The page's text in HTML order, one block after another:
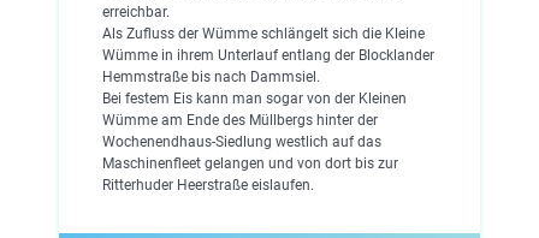
erreichbar.
Als Zufluss der Wümme schlängelt sich die Kleine
Wümme in ihrem Unterlauf entlang der Blocklander
Hemmstraße bis nach Dammsiel.
Bei festem Eis kann man sogar von der Kleinen
Wümme am Ende des Müllbergs hinter der
Wochenendhaus-Siedlung westlich auf das
Maschinenfleet gelangen und von dort bis zur
Ritterhuder Heerstraße eislaufen.